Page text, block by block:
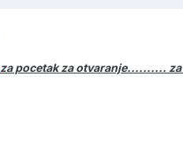
za pocetak za otvaranje.......... za